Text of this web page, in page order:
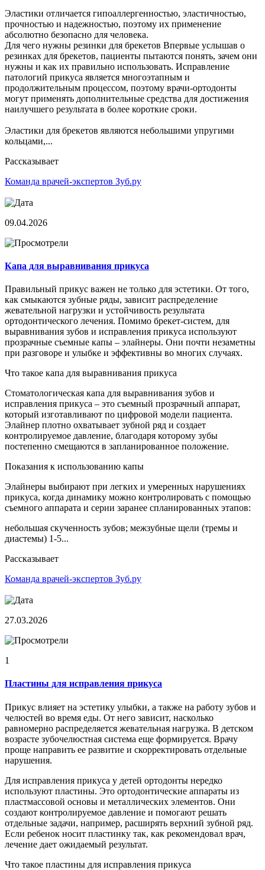
Эластики отличается гипоаллергенностью, эластичностью,
прочностью и надежностью, поэтому их применение
абсолютно безопасно для человека.
Для чего нужны резинки для брекетов Впервые услышав о
резинках для брекетов, пациенты пытаются понять, зачем они
нужны и как их правильно использовать. Исправление
патологий прикуса является многоэтапным и
продолжительным процессом, поэтому врачи-ортодонты
могут применять дополнительные средства для достижения
наилучшего результата в более короткие сроки.
Эластики для брекетов являются небольшими упругими
кольцами,...
Рассказывает
Команда врачей-экспертов Зуб.ру
09.04.2026
Капа для выравнивания прикуса
Правильный прикус важен не только для эстетики. От того,
как смыкаются зубные ряды, зависит распределение
жевательной нагрузки и устойчивость результата
ортодонтического лечения. Помимо брекет-систем, для
выравнивания зубов и исправления прикуса используют
прозрачные съемные капы – элайнеры. Они почти незаметны
при разговоре и улыбке и эффективны во многих случаях.
Что такое капа для выравнивания прикуса
Стоматологическая капа для выравнивания зубов и
исправления прикуса – это съемный прозрачный аппарат,
который изготавливают по цифровой модели пациента.
Элайнер плотно охватывает зубной ряд и создает
контролируемое давление, благодаря которому зубы
постепенно смещаются в запланированное положение.
Показания к использованию капы
Элайнеры выбирают при легких и умеренных нарушениях
прикуса, когда динамику можно контролировать с помощью
съемного аппарата и серии заранее спланированных этапов:
небольшая скученность зубов; межзубные щели (тремы и
диастемы) 1-5...
Рассказывает
Команда врачей-экспертов Зуб.ру
27.03.2026
1
Пластины для исправления прикуса
Прикус влияет на эстетику улыбки, а также на работу зубов и
челюстей во время еды. От него зависит, насколько
равномерно распределяется жевательная нагрузка. В детском
возрасте зубочелюстная система еще формируется. Врачу
проще направить ее развитие и скорректировать отдельные
нарушения.
Для исправления прикуса у детей ортодонты нередко
используют пластины. Это ортодонтические аппараты из
пластмассовой основы и металлических элементов. Они
создают контролируемое давление и помогают решать
отдельные задачи, например, расширять верхний зубной ряд.
Если ребенок носит пластинку так, как рекомендовал врач,
лечение дает ожидаемый результат.
Что такое пластины для исправления прикуса